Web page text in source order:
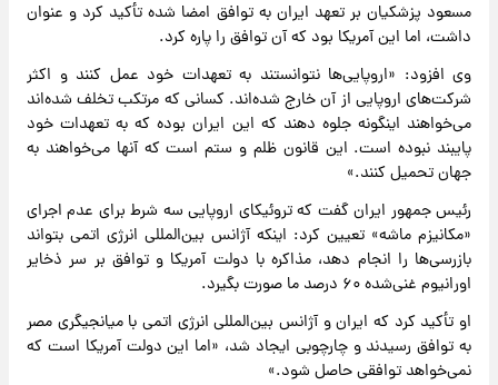
مسعود پزشکیان بر تعهد ایران به توافق امضا شده تأکید کرد و عنوان
داشت، اما این آمریکا بود که آن توافق را پاره کرد.
وی افزود: «اروپایی‌ها نتوانستند به تعهدات خود عمل کنند و اکثر
شرکت‌های اروپایی از آن خارج شده‌اند. کسانی که مرتکب تخلف شده‌اند
می‌خواهند اینگونه جلوه دهند که این ایران بوده که به تعهدات خود
پایبند نبوده‌ است. این قانون ظلم و ستم است که آنها می‌خواهند به
جهان تحمیل کنند.»
رئیس جمهور ایران گفت که تروئیکای اروپایی سه شرط برای عدم اجرای
«مکانیزم ماشه» تعیین کرد: اینکه آژانس بین‌المللی انرژی اتمی بتواند
بازرسی‌ها را انجام دهد، مذاکره با دولت آمریکا و توافق بر سر ذخایر
اورانیوم غنی‌شده ۶۰ درصد ما صورت بگیرد.
او تأکید کرد که ایران و آژانس بین‌المللی انرژی اتمی با میانجیگری مصر
به توافق رسیدند و چارچوبی ایجاد شد، «اما این دولت آمریکا است که
نمی‌خواهد توافقی حاصل شود.»